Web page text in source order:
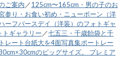
ご案内／125cm〜165cm・男の子のお
参り・お食い初め・ニューボーン（洋
ーフバースデイ（洋装）のフォトギャ
ギャラリー／七五三・千歳飴袋と千
レート台紙大を4面写真集ポートレー
のビッグサイズ。 プレミア